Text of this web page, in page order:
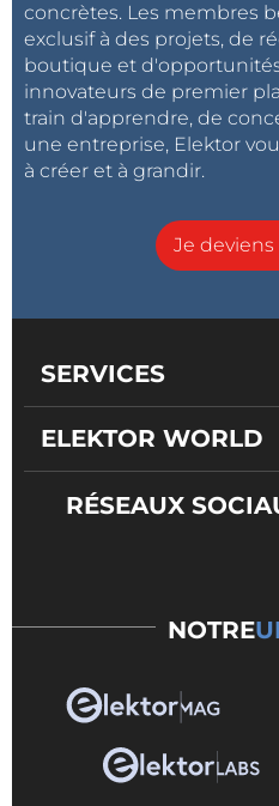
concrètes. Les membres
exclusif à des projets, de
boutique et
innovateurs de premier
train d'apprendre, de
une entreprise, Elektor
à créer et à grandir.
Je
SERVICES
ELEKTOR WORLD
RÉSEAUX
NOTRE